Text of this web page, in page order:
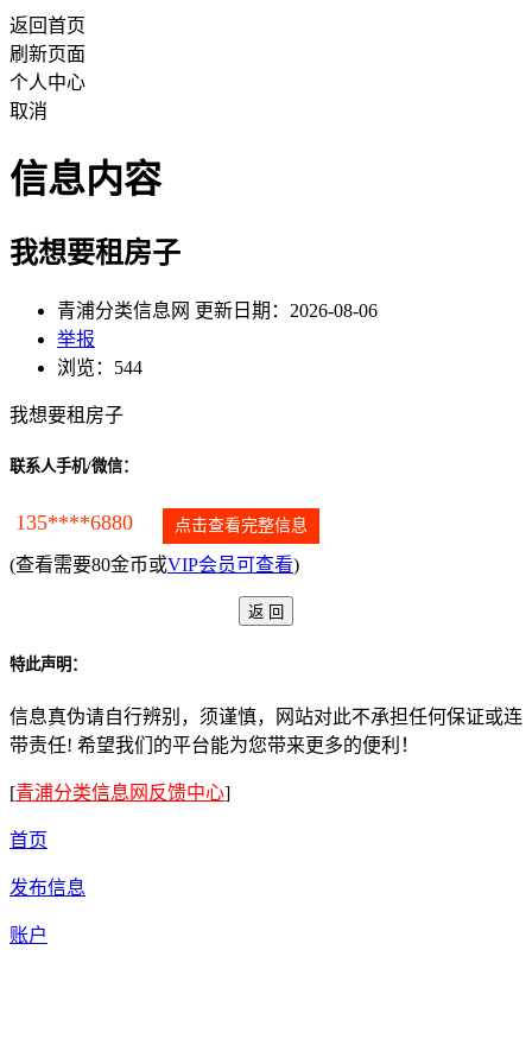
返回首页
刷新页面
个人中心
取消
信息内容
我想要租房子
青浦分类信息网 更新日期：2026-08-06
举报
浏览：544
我想要租房子
联系人手机/微信：
135****6880 点击查看完整信息
(查看需要80金币或VIP会员可查看)
特此声明：
信息真伪请自行辨别，须谨慎，网站对此不承担任何保证或连
带责任! 希望我们的平台能为您带来更多的便利！
[青浦分类信息网反馈中心]
首页
发布信息
账户